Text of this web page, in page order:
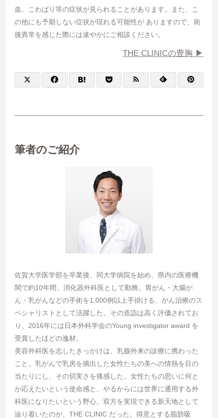
血、こわばり等の症状が見られることがあります。また、こ
の他にも予期しない症状が現れる可能性が ありますので、術
後異常を感じた際には速やかにご相談ください。
THE CLINICの豊胸 ▶︎
筆者のご紹介
佐賀大学医学部を卒業後、同大学病院を始め、県内の医療機
関で約10年間、消化器外科医として勤務。胃がん・大腸が
ん・乳がんなどの手術を1,000例以上手掛ける、がん治療のス
ペシャリストとして活躍した。その造詣は高く評価されてお
り、2016年には日本外科学会のYoung investigator award を
受賞したほどの逸材。
美容外科医を志したきっかけは、乳腺外来の診療に携わった
こと。乳がんで乳房を摘出した女性たちの美への情熱を目の
当たりにし、その切実さを痛感した。女性たちの思いに何と
か応えたいという使命感と、やるからには世界に通用する外
科医になりたいという野心。双方を実現できる新天地として
辿り着いたのが、THE CLINIC だった。得意とする脂肪吸